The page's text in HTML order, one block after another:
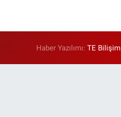
Haber Yazılımı:TE Bilişim